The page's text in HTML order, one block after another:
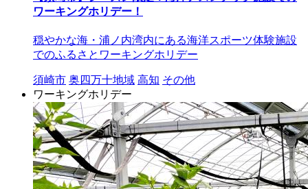
ワーキングホリデー！
穏やかな海・浦ノ内湾内にある海洋スポーツ体験施設
でのふるさとワーキングホリデー
須崎市 奥四万十地域 高知 その他
ワーキングホリデー